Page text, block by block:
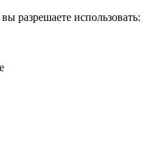
разрешаете использовать: